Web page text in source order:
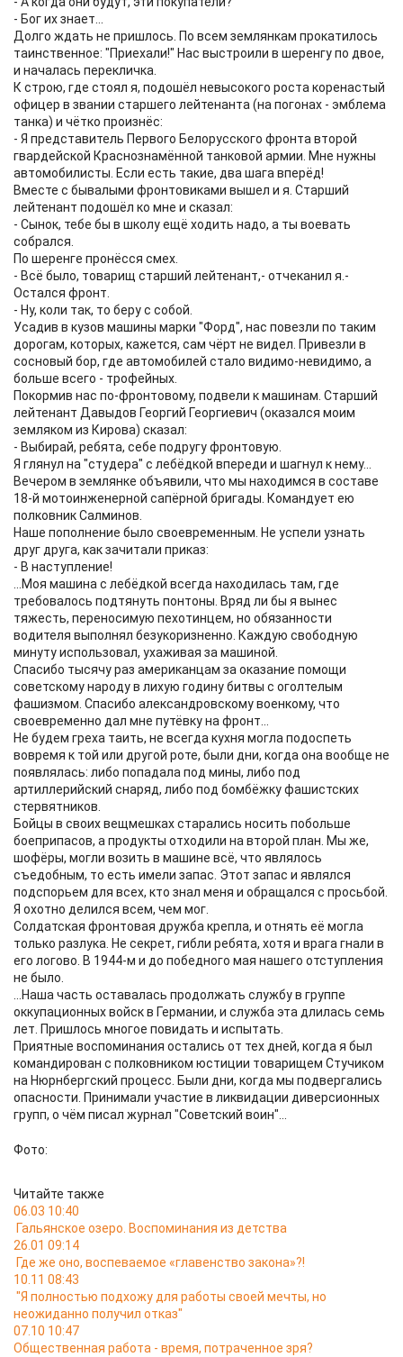
- Бог их знает...
Долго ждать не пришлось. По всем землянкам прокатилось
таинственное: "Приехали!" Нас выстроили в шеренгу по двое,
и началась перекличка.
К строю, где стоял я, подошёл невысокого роста коренастый
офицер в звании старшего лейтенанта (на погонах - эмблема
танка) и чётко произнёс:
- Я представитель Первого Белорусского фронта второй
гвардейской Краснознамённой танковой армии. Мне нужны
автомобилисты. Если есть такие, два шага вперёд!
Вместе с бывалыми фронтовиками вышел и я. Старший
лейтенант подошёл ко мне и сказал:
- Сынок, тебе бы в школу ещё ходить надо, а ты воевать
собрался.
По шеренге пронёсся смех.
- Всё было, товарищ старший лейтенант,- отчеканил я.-
Остался фронт.
- Ну, коли так, то беру с собой.
Усадив в кузов машины марки "Форд", нас повезли по таким
дорогам, которых, кажется, сам чёрт не видел. Привезли в
сосновый бор, где автомобилей стало видимо-невидимо, а
больше всего - трофейных.
Покормив нас по-фронтовому, подвели к машинам. Старший
лейтенант Давыдов Георгий Георгиевич (оказался моим
земляком из Кирова) сказал:
- Выбирай, ребята, себе подругу фронтовую.
Я глянул на "студера" с лебёдкой впереди и шагнул к нему...
Вечером в землянке объявили, что мы находимся в составе
18-й мотоинженерной сапёрной бригады. Командует ею
полковник Салминов.
Наше пополнение было своевременным. Не успели узнать
друг друга, как зачитали приказ:
- В наступление!
...Моя машина с лебёдкой всегда находилась там, где
требовалось подтянуть понтоны. Вряд ли бы я вынес
тяжесть, переносимую пехотинцем, но обязанности
водителя выполнял безукоризненно. Каждую свободную
минуту использовал, ухаживая за машиной.
Спасибо тысячу раз американцам за оказание помощи
советскому народу в лихую годину битвы с оголтелым
фашизмом. Спасибо александровскому военкому, что
своевременно дал мне путёвку на фронт...
Не будем греха таить, не всегда кухня могла подоспеть
вовремя к той или другой роте, были дни, когда она вообще не
появлялась: либо попадала под мины, либо под
артиллерийский снаряд, либо под бомбёжку фашистских
стервятников.
Бойцы в своих вещмешках старались носить побольше
боеприпасов, а продукты отходили на второй план. Мы же,
шофёры, могли возить в машине всё, что являлось
съедобным, то есть имели запас. Этот запас и являлся
подспорьем для всех, кто знал меня и обращался с просьбой.
Я охотно делился всем, чем мог.
Солдатская фронтовая дружба крепла, и отнять её могла
только разлука. Не секрет, гибли ребята, хотя и врага гнали в
его логово. В 1944-м и до победного мая нашего отступления
не было.
...Наша часть оставалась продолжать службу в группе
оккупационных войск в Германии, и служба эта длилась семь
лет. Пришлось многое повидать и испытать.
Приятные воспоминания остались от тех дней, когда я был
командирован с полковником юстиции товарищем Стучиком
на Нюрнбергский процесс. Были дни, когда мы подвергались
опасности. Принимали участие в ликвидации диверсионных
групп, о чём писал журнал "Советский воин"...
Фото:
Читайте также
06.03 10:40
Гальянское озеро. Воспоминания из детства
26.01 09:14
Где же оно, воспеваемое «главенство закона»?!
10.11 08:43
"Я полностью подхожу для работы своей мечты, но
неожиданно получил отказ"
07.10 10:47
Общественная работа - время, потраченное зря?